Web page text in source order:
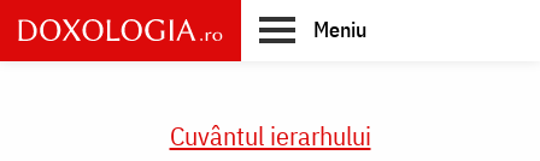
Skip
to
main
Meniu
Cuvântul ierarhului